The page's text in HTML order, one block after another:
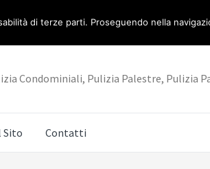
Condominiali, Pulizia Palestre, Pulizia
Sito Contatti
di terze parti. Proseguendo nella